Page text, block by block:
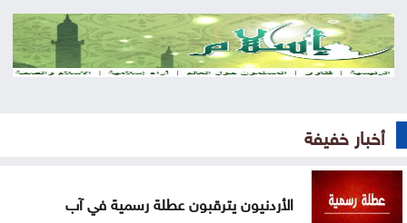
والأسرى
سامو زين يفاجئ جمهوره ويعلن ارتباطه بفنانة مصرية
ChatGPT المجانيين
6 وسائل منزلية فعّالة لطرد البعوض
البنك الدولي يمنح سوريا 100 مليون دولار لتحديث
أخبار خفيفة
الأردنيون يترقبون عطلة رسمية في آب